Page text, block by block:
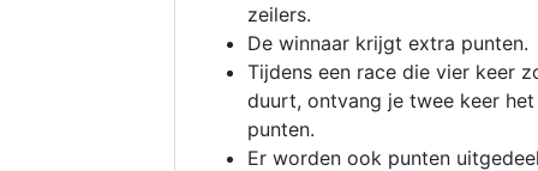
zeilers.
De winnaar krijgt extra punten.
Tijdens een race die vier keer
duurt, ontvang je twee keer
punten.
Er worden ook punten